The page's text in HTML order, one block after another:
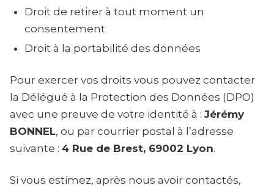
Droit de retirer à tout moment un
consentement
Droit à la portabilité des données
Pour exercer vos droits vous pouvez contacter
la Délégué à la Protection des Données (DPO)
avec une preuve de votre identité à : Jérémy
BONNEL, ou par courrier postal à l’adresse
suivante : 4 Rue de Brest, 69002 Lyon.
Si vous estimez, après nous avoir contactés,